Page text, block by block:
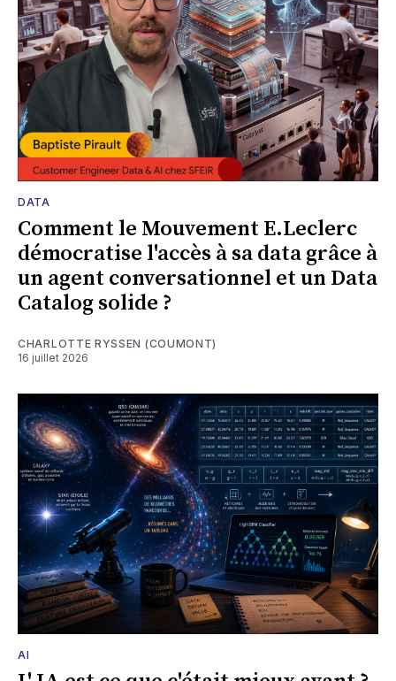
DATA
Comment le Mouvement E.Leclerc
démocratise l'accès à sa data grâce à
un agent conversationnel et un Data
Catalog solide ?
CHARLOTTE RYSSEN (COUMONT)
16 juillet 2026
AI